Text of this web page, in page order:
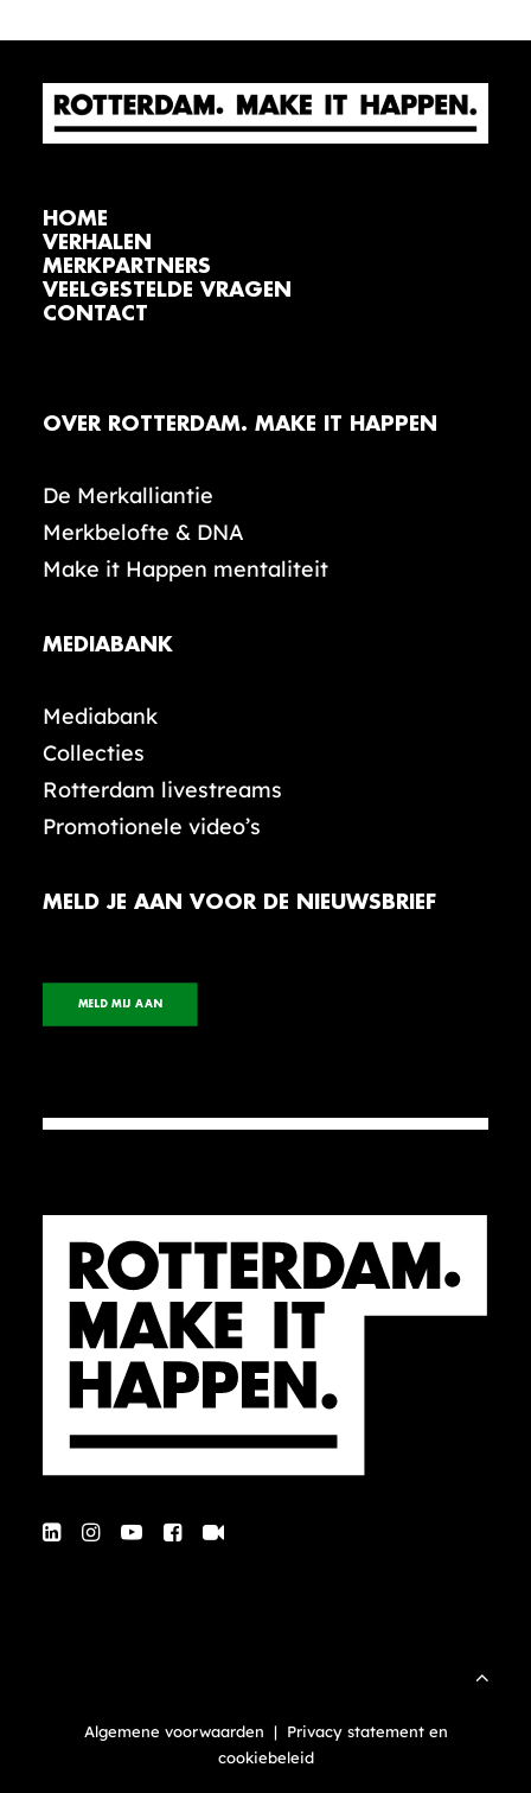
HOME
VERHALEN
MERKPARTNERS
VEELGESTELDE VRAGEN
CONTACT
OVER ROTTERDAM. MAKE IT HAPPEN
De Merkalliantie
Merkbelofte & DNA
Make it Happen mentaliteit
MEDIABANK
Mediabank
Collecties
Rotterdam livestreams
Promotionele video’s
MELD JE AAN VOOR DE NIEUWSBRIEF
MELD MIJ AAN
Algemene voorwaarden | Privacy statement en
cookiebeleid